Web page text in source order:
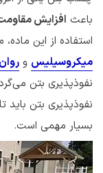
باعث افزایش
استفاده از این ماده،
میکروسیلیس و
نفوذپذیری بتن
نفوذپذیری بتن
بسیار مهمی است.